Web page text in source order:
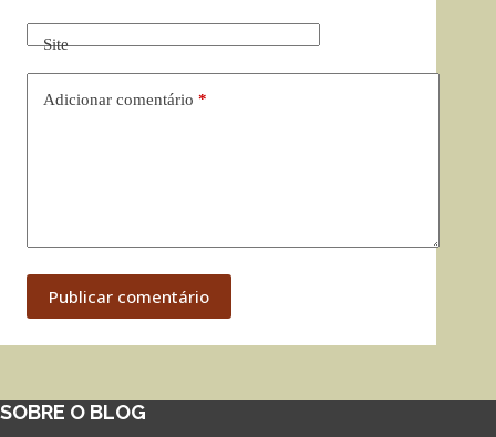
Site
Adicionar comentário *
Publicar comentário
SOBRE O BLOG